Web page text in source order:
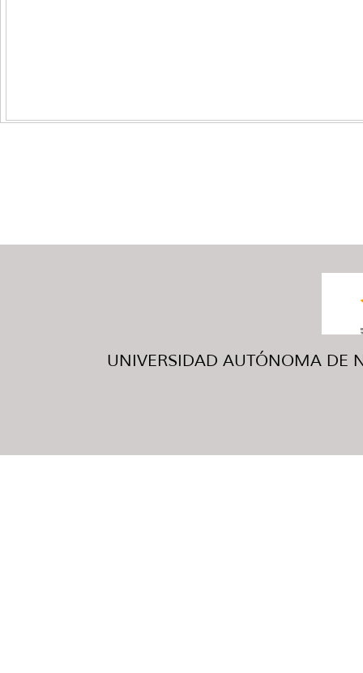
UNIVERSIDAD AUTÓNOMA DE